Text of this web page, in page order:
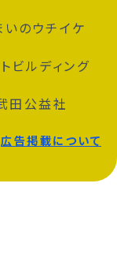
広告掲載について